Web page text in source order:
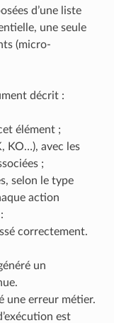
d’une liste
une seule
(micro-
décrit :
élément ;
KO…), avec les
;
selon le type
action
correctement.
un
une erreur métier.
est